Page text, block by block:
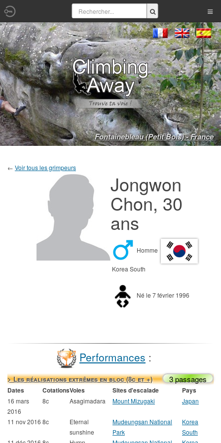
Fontainebleau (Petit Bois) - France
← Voir tous les grimpeurs
Jongwon
Chon, 30
ans
Homme
Korea South
Né le 7 février 1996
Performances :
> Les réalisations extrêmes en bloc (8c et +) 3 passages
Dates CotationsVoies Sites d'escalade Pays
16 mars
2016
8c Asagimadara Mount Mizugaki Japan
11 nov 2016 8c
Eternal
sunshine
Mudeungsan National
Park
Korea
South